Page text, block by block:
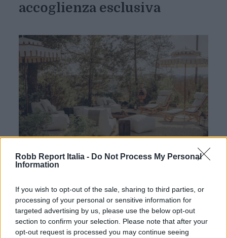
Robb Report Italia - Do Not Process My Personal
Information
If you wish to opt-out of the sale, sharing to third parties, or
processing of your personal or sensitive information for
targeted advertising by us, please use the below opt-out
section to confirm your selection. Please note that after your
opt-out request is processed you may continue seeing
accoglienza esclusiva
Lo shopping non manca, grazie al negozio
femminile e maschile, gioielli, accessori e opere d’arte
provenienti da oltre 40 marchi fondati da creativi
indipendenti. Gli spostamenti all’interno della